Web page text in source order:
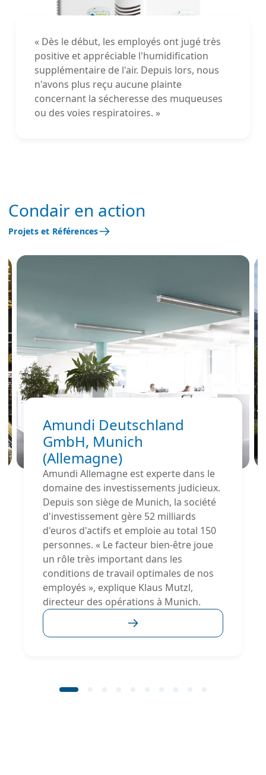
« Dès le début, les employés ont jugé très
positive et appréciable l'humidification
supplémentaire de l'air. Depuis lors, nous
n'avons plus reçu aucune plainte
concernant la sécheresse des muqueuses
ou des voies respiratoires. »
Condair en action
Projets et Références
Amundi Deutschland
GmbH, Munich
(Allemagne)
Amundi Allemagne est experte dans le
domaine des investissements judicieux.
Depuis son siège de Munich, la société
d'investissement gère 52 milliards
d'euros d'actifs et emploie au total 150
personnes. « Le facteur bien-être joue
un rôle très important dans les
conditions de travail optimales de nos
employés », explique Klaus Mutzl,
directeur des opérations à Munich.